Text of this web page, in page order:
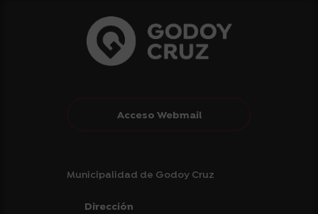
Acceso Webmail
Municipalidad de Godoy Cruz
Dirección